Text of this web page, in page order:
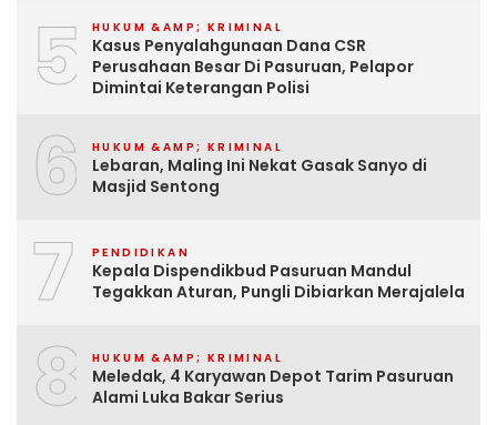
5 HUKUM &AMP; KRIMINAL
Kasus Penyalahgunaan Dana CSR
Perusahaan Besar Di Pasuruan, Pelapor
Dimintai Keterangan Polisi
6 HUKUM &AMP; KRIMINAL
Lebaran, Maling Ini Nekat Gasak Sanyo di
Masjid Sentong
7 PENDIDIKAN
Kepala Dispendikbud Pasuruan Mandul
Tegakkan Aturan, Pungli Dibiarkan Merajalela
8 HUKUM &AMP; KRIMINAL
Meledak, 4 Karyawan Depot Tarim Pasuruan
Alami Luka Bakar Serius